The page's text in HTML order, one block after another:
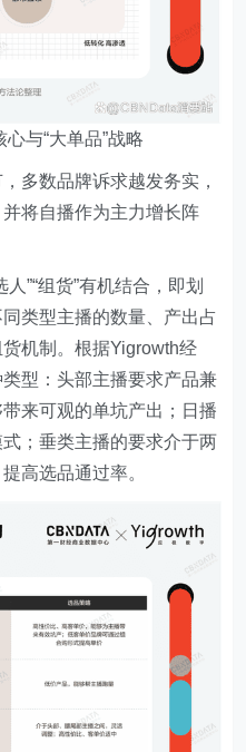
心与“大单品”战略
多数品牌诉求越发务实，
将自播作为主力增长阵
”“组货”有机结合，即划
类型主播的数量、产出占
机制。根据Yigrowth经
型：头部主播要求产品兼
来可观的单坑产出；日播
；垂类主播的要求介于两
高选品通过率。